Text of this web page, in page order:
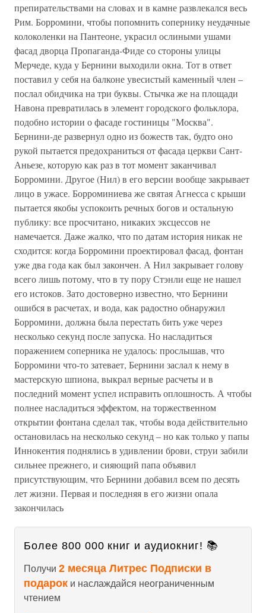
препирательствами на словах и в камне развлекался весь
Рим. Борромини, чтобы попомнить сопернику неудачные
колоколенки на Пантеоне, украсил ослиными ушами
фасад дворца Пропаганда-Фиде со стороны улицы
Мерчеде, куда у Бернини выходили окна. Тот в ответ
поставил у себя на балконе увесистый каменный член –
послал обидчика на три буквы. Стычка же на площади
Навона превратилась в элемент городского фольклора,
подобно истории о фасаде гостиницы "Москва".
Бернини-де развернул одно из божеств так, будто оно
рукой пытается предохраниться от фасада церкви Сант-
Аньезе, которую как раз в тот момент заканчивал
Борромини. Другое (Нил) в его версии вообще закрывает
лицо в ужасе. Борроминиева же святая Агнесса с крыши
пытается якобы успокоить речных богов и остальную
публику: все просчитано, никаких эксцессов не
намечается. Даже жалко, что по датам история никак не
сходится: когда Борромини проектировал фасад, фонтан
уже два года как был закончен. А Нил закрывает голову
всего лишь потому, что в ту пору Стэнли еще не нашел
его истоков. Зато достоверно известно, что Бернини
ошибся в расчетах, и вода, как радостно обнаружил
Борромини, должна была перестать бить уже через
несколько секунд после запуска. Но насладиться
поражением соперника не удалось: прослышав, что
Борромини что-то затевает, Бернини заслал к нему в
мастерскую шпиона, выкрал верные расчеты и в
последний момент успел исправить оплошность. А чтобы
полнее насладиться эффектом, на торжественном
открытии фонтана сделал так, чтобы вода действительно
остановилась на несколько секунд – но как только у папы
Иннокентия поднялись в удивлении брови, струи забили
сильнее прежнего, и сияющий папа объявил
присутствующим, что Бернини добавил всем по десять
лет жизни. Первая и последняя в его жизни опала
закончилась
Более 800 000 книг и аудиокниг! 📚
Получи 2 месяца Литрес Подписки в
подарок и наслаждайся неограниченным
чтением